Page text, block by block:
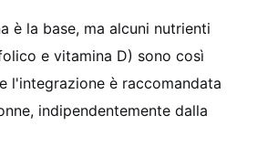
è la base, ma alcuni nutrienti
e vitamina D) sono così
l'integrazione è raccomandata
indipendentemente dalla